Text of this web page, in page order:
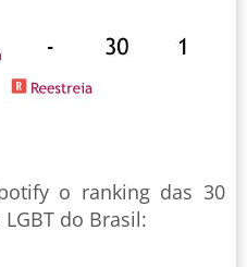
o ranking das 30
do Brasil: